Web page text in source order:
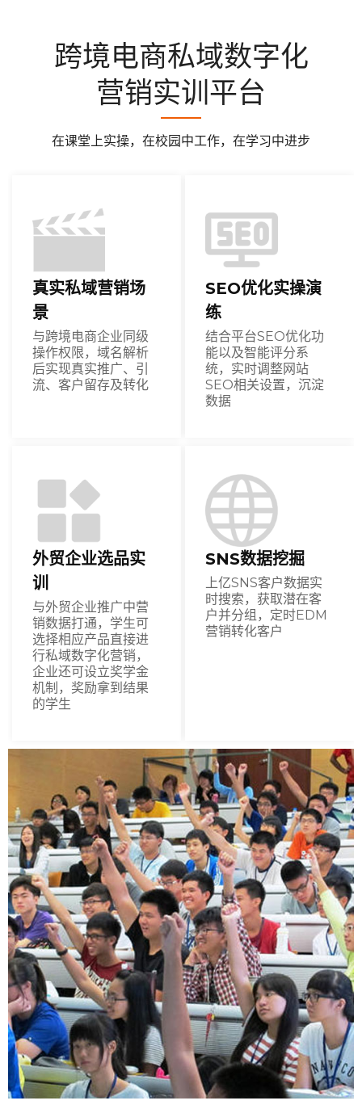
跨境电商私域数字化
营销实训平台
在课堂上实操，在校园中工作，在学习中进步
真实私域营销场
景
与跨境电商企业同级
操作权限，域名解析
后实现真实推广、引
流、客户留存及转化
SEO优化实操演
练
结合平台SEO优化功
能以及智能评分系
统，实时调整网站
SEO相关设置，沉淀
数据
外贸企业选品实
训
与外贸企业推广中营
销数据打通，学生可
选择相应产品直接进
行私域数字化营销，
企业还可设立奖学金
机制，奖励拿到结果
的学生
SNS数据挖掘
上亿SNS客户数据实
时搜索，获取潜在客
户并分组，定时EDM
营销转化客户